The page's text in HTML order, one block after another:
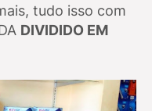
tudo isso com
DIVIDIDO EM